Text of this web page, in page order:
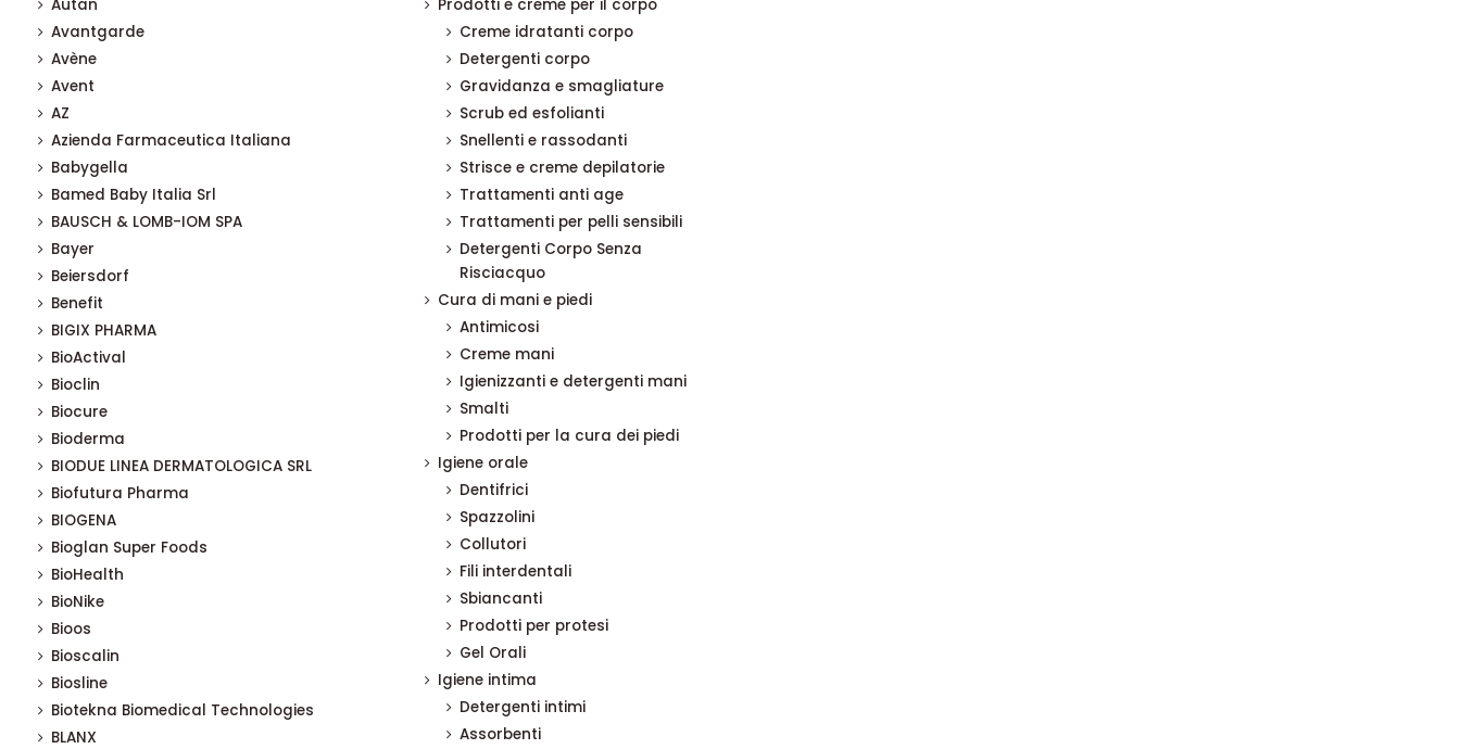
Autan
Avantgarde
Avène
Avent
AZ
Azienda Farmaceutica Italiana
Babygella
Bamed Baby Italia Srl
BAUSCH & LOMB-IOM SPA
Bayer
Beiersdorf
Benefit
BIGIX PHARMA
BioActival
Bioclin
Biocure
Bioderma
BIODUE LINEA DERMATOLOGICA SRL
Biofutura Pharma
BIOGENA
Bioglan Super Foods
BioHealth
BioNike
Bioos
Bioscalin
Biosline
Biotekna Biomedical Technologies
BLANX
Prodotti e creme per il corpo
Creme idratanti corpo
Detergenti corpo
Gravidanza e smagliature
Scrub ed esfolianti
Snellenti e rassodanti
Strisce e creme depilatorie
Trattamenti anti age
Trattamenti per pelli sensibili
Detergenti Corpo Senza
Risciacquo
Cura di mani e piedi
Antimicosi
Creme mani
Igienizzanti e detergenti mani
Smalti
Prodotti per la cura dei piedi
Igiene orale
Dentifrici
Spazzolini
Collutori
Fili interdentali
Sbiancanti
Prodotti per protesi
Gel Orali
Igiene intima
Detergenti intimi
Assorbenti